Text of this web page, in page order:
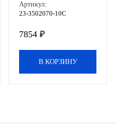
Артикул:
23-3502070-10С
7854 ₽
В КОРЗИНУ